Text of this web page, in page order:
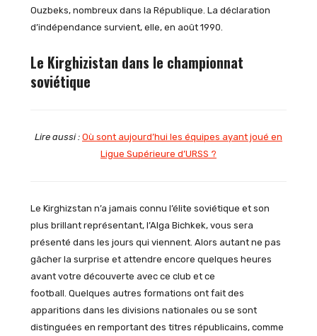
Ouzbeks, nombreux dans la République. La déclaration
d’indépendance survient, elle, en août 1990.
Le Kirghizistan dans le championnat
soviétique
Lire aussi : Où sont aujourd’hui les équipes ayant joué en
Ligue Supérieure d’URSS ?
Le Kirghizstan n’a jamais connu l’élite soviétique et son
plus brillant représentant, l’Alga Bichkek, vous sera
présenté dans les jours qui viennent. Alors autant ne pas
gâcher la surprise et attendre encore quelques heures
avant votre découverte avec ce club et ce
football. Quelques autres formations ont fait des
apparitions dans les divisions nationales ou se sont
distinguées en remportant des titres républicains, comme